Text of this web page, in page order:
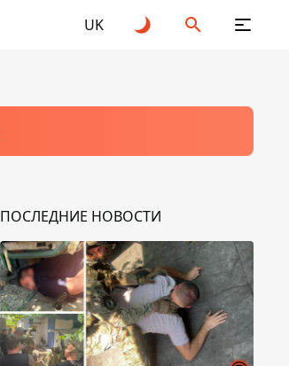
UK
ПОСЛЕДНИЕ НОВОСТИ